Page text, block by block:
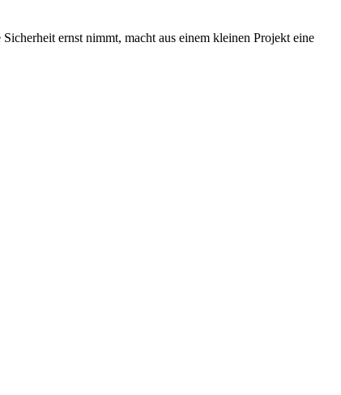
ernst nimmt, macht aus einem kleinen Projekt eine